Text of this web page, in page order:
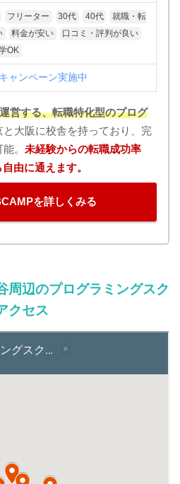
フリーター 30代 40代
就職・転
料金が安い
口コミ・評判が良い
OK
ャンペーン実施中
営する、転職特化型のプログ
と大阪に校舎を持っており、完
。 未経験からの転職成功率
由に通えます。
を詳しくみる
周辺のプログラミングスク
クセス